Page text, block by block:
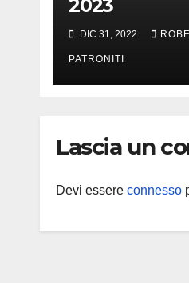
2023
DIC 31, 2022
PATRONITI
Lascia un
Devi essere connesso